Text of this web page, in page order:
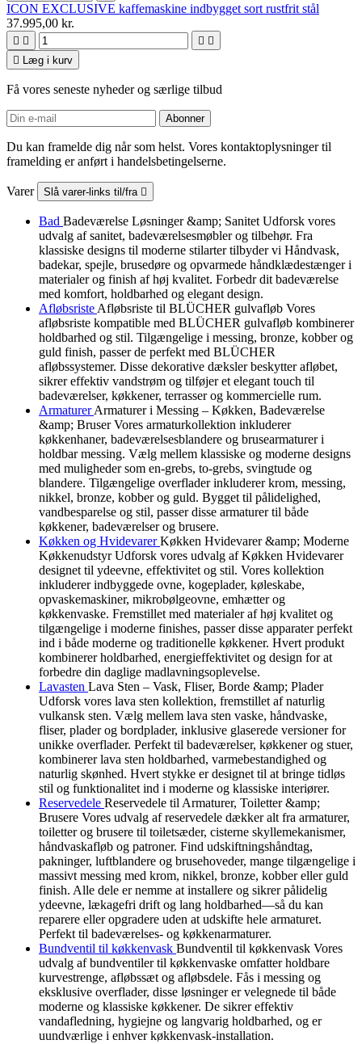
ICON EXCLUSIVE kaffemaskine indbygget sort rustfrit stål
37.995,00 kr.
   
 Læg i kurv
Få vores seneste nyheder og særlige tilbud
Du kan framelde dig når som helst. Vores kontaktoplysninger til
framelding er anført i handelsbetingelserne.
Varer Slå varer-links til/fra 
Bad Badeværelse Løsninger &amp; Sanitet Udforsk vores
udvalg af sanitet, badeværelsesmøbler og tilbehør. Fra
klassiske designs til moderne stilarter tilbyder vi Håndvask,
badekar, spejle, brusedøre og opvarmede håndklædestænger i
materialer og finish af høj kvalitet. Forbedr dit badeværelse
med komfort, holdbarhed og elegant design.
Afløbsriste Afløbsriste til BLÜCHER gulvafløb Vores
afløbsriste kompatible med BLÜCHER gulvafløb kombinerer
holdbarhed og stil. Tilgængelige i messing, bronze, kobber og
guld finish, passer de perfekt med BLÜCHER
afløbssystemer. Disse dekorative dæksler beskytter afløbet,
sikrer effektiv vandstrøm og tilføjer et elegant touch til
badeværelser, køkkener, terrasser og kommercielle rum.
ArmaturerArmaturer i Messing – Køkken, Badeværelse
&amp; Bruser Vores armaturkollektion inkluderer
køkkenhaner, badeværelsesblandere og brusearmaturer i
holdbar messing. Vælg mellem klassiske og moderne designs
med muligheder som en-grebs, to-grebs, svingtude og
blandere. Tilgængelige overflader inkluderer krom, messing,
nikkel, bronze, kobber og guld. Bygget til pålidelighed,
vandbesparelse og stil, passer disse armaturer til både
køkkener, badeværelser og brusere.
Køkken og HvidevarerKøkken Hvidevarer &amp; Moderne
Køkkenudstyr Udforsk vores udvalg af Køkken Hvidevarer
designet til ydeevne, effektivitet og stil. Vores kollektion
inkluderer indbyggede ovne, kogeplader, køleskabe,
opvaskemaskiner, mikrobølgeovne, emhætter og
køkkenvaske. Fremstillet med materialer af høj kvalitet og
tilgængelige i moderne finishes, passer disse apparater perfekt
ind i både moderne og traditionelle køkkener. Hvert produkt
kombinerer holdbarhed, energieffektivitet og design for at
forbedre din daglige madlavningsoplevelse.
Lavasten Lava Sten – Vask, Fliser, Borde &amp; Plader
Udforsk vores lava sten kollektion, fremstillet af naturlig
vulkansk sten. Vælg mellem lava sten vaske, håndvaske,
fliser, plader og bordplader, inklusive glaserede versioner for
unikke overflader. Perfekt til badeværelser, køkkener og stuer,
kombinerer lava sten holdbarhed, varmebestandighed og
naturlig skønhed. Hvert stykke er designet til at bringe tidløs
stil og funktionalitet ind i moderne og klassiske interiører.
Reservedele Reservedele til Armaturer, Toiletter &amp;
Brusere Vores udvalg af reservedele dækker alt fra armaturer,
toiletter og brusere til toiletsæder, cisterne skyllemekanismer,
håndvaskafløb og patroner. Find udskiftningshåndtag,
pakninger, luftblandere og brusehoveder, mange tilgængelige i
massivt messing med krom, nikkel, bronze, kobber eller guld
finish. Alle dele er nemme at installere og sikrer pålidelig
ydeevne, lækagefri drift og lang holdbarhed—så du kan
reparere eller opgradere uden at udskifte hele armaturet.
Perfekt til badeværelses- og køkkenarmaturer.
Bundventil til køkkenvask Bundventil til køkkenvask Vores
udvalg af bundventiler til køkkenvaske omfatter holdbare
kurvestrenge, afløbssæt og afløbsdele. Fås i messing og
eksklusive overflader, disse løsninger er velegnede til både
moderne og klassiske køkkener. De sikrer effektiv
vandafledning, hygiejne og langvarig holdbarhed, og er
uundværlige i enhver køkkenvask-installation.